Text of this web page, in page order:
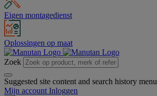
Eigen montagedienst
Oplossingen op maat
Zoek
Suggested site content and search history menu
Mijn account Inloggen